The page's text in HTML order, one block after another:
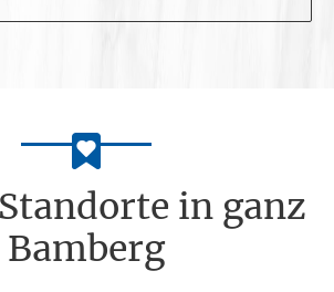
in ganz
Bamberg